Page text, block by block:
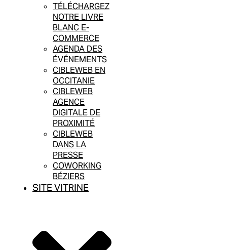
TÉLÉCHARGEZ
NOTRE LIVRE
BLANC E-
COMMERCE
AGENDA DES
ÉVÉNEMENTS
CIBLEWEB EN
OCCITANIE
CIBLEWEB
AGENCE
DIGITALE DE
PROXIMITÉ
CIBLEWEB
DANS LA
PRESSE
COWORKING
BÉZIERS
SITE VITRINE